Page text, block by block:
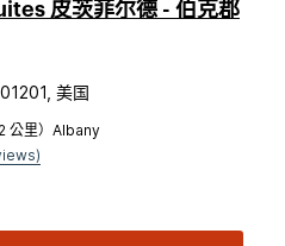
皮茨菲尔德 - 伯克郡
美国
公里）Albany